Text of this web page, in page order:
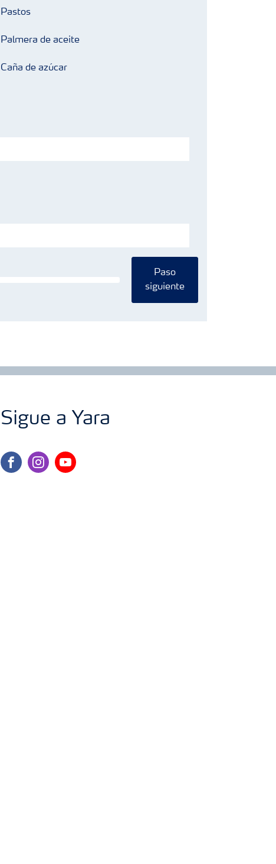
Pastos
Palmera de aceite
Caña de azúcar
Paso
siguiente
Sigue a Yara
facebookinstagram
youtube